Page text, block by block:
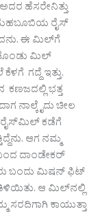
ಹೆಸರೇನಿತ್ತು
ರೈಸ್
ಈ ಮಿಲ್‌ಗೆ
ಮಿಲ್
ಗದ್ದೆ ಇತ್ತು.
ಕಣಜದಲ್ಲಿ ಭತ್ತ
ನಾಲ್ಕೈದು ಚೀಲ
ರೈಸ್‌ಮಿಲ್ ಕಡೆಗೆ
ಆಗ ನಮ್ಮ
ದಾಂಡೇಕರ್
ಬಂದು ಮಿಷನ್ ಫಿಟ್
ಆ ಮಿಲ್‌ನಲ್ಲಿ
ಸರದಿಗಾಗಿ ಕಾಯುತ್ತಾ